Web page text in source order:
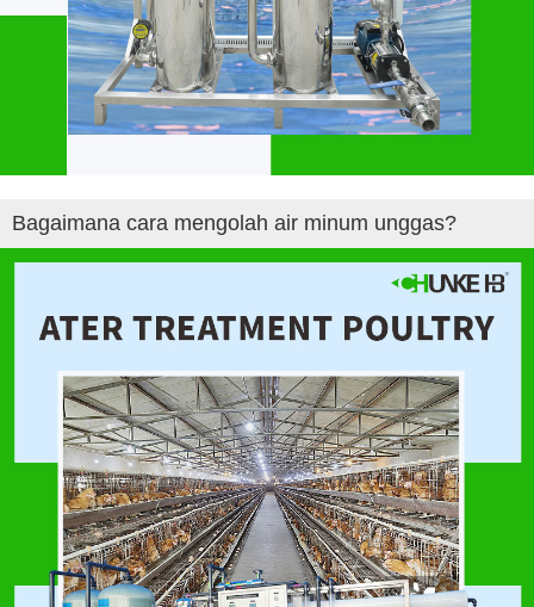
Bagaimana cara mengolah air minum unggas?